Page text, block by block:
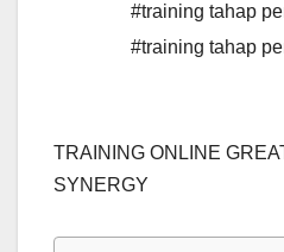
#training tahap
#training tahap
TRAINING ONLINE
SYNERGY